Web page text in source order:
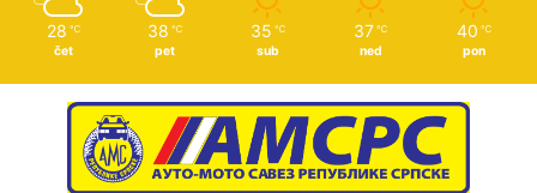
28 ℃
čet
38 ℃
pet
35 ℃
sub
37 ℃
ned
40 ℃
pon